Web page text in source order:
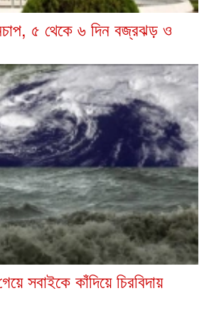
৫ থেকে ৬ দিন বজ্রঝড় ও
সবাইকে কাঁদিয়ে চিরবিদায়